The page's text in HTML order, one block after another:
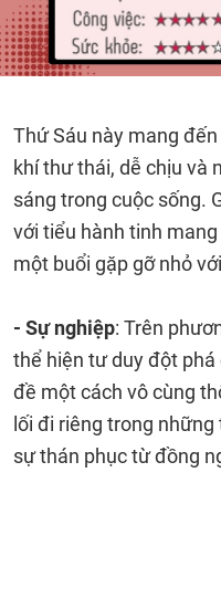
Thứ Sáu này mang
khí thư thái, dễ chịu và
sáng trong cuộc sống.
với tiểu hành tinh
một buổi gặp gỡ nhỏ
- Sự nghiệp: Trên
thể hiện tư duy đột
đề một cách vô cùng
lối đi riêng trong
sự thán phục từ đồng